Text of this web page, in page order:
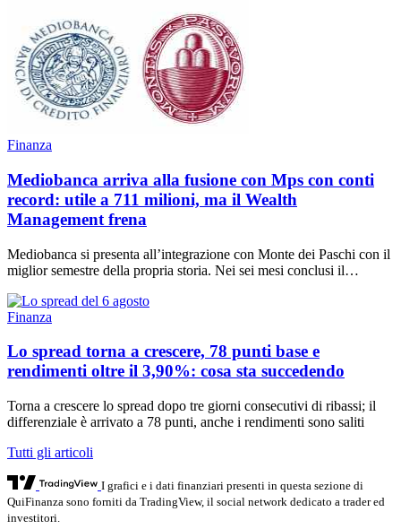
Finanza
Mediobanca arriva alla fusione con Mps con conti
record: utile a 711 milioni, ma il Wealth
Management frena
Mediobanca si presenta all’integrazione con Monte dei Paschi con il
miglior semestre della propria storia. Nei sei mesi conclusi il…
Finanza
Lo spread torna a crescere, 78 punti base e
rendimenti oltre il 3,90%: cosa sta succedendo
Torna a crescere lo spread dopo tre giorni consecutivi di ribassi; il
differenziale è arrivato a 78 punti, anche i rendimenti sono saliti
Tutti gli articoli
I grafici e i dati finanziari presenti in questa sezione di
QuiFinanza sono forniti da TradingView, il social network dedicato a trader ed
investitori.